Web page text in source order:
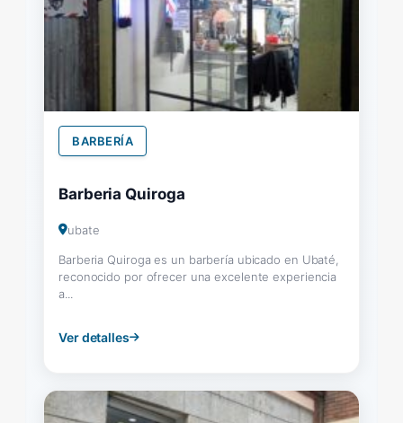
BARBERÍA
Barberia Quiroga
ubate
Barberia Quiroga es un barbería ubicado en Ubaté,
reconocido por ofrecer una excelente experiencia
a...
Ver detalles